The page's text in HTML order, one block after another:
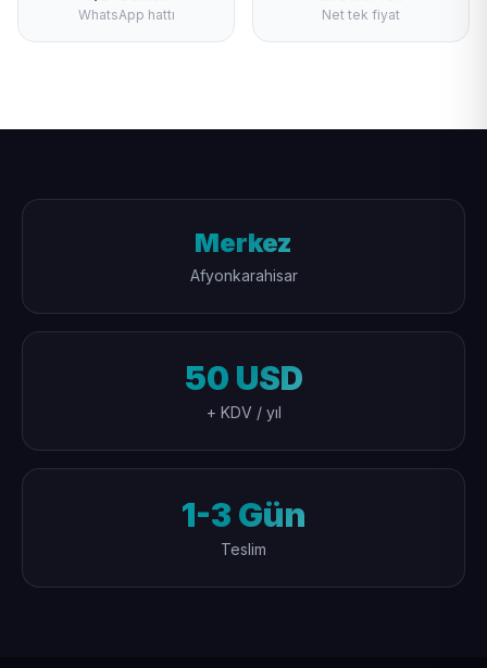
WhatsApp hattı
Net tek fiyat
Merkez
Afyonkarahisar
50 USD
+ KDV / yıl
1-3 Gün
Teslim